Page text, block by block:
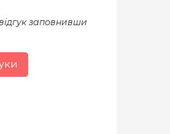
заповнивши